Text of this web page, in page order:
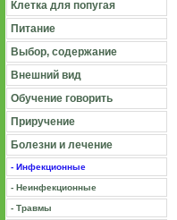
Клетка для попугая
Питание
Выбор, содержание
Внешний вид
Обучение говорить
Приручение
Болезни и лечение
- Инфекционные
- Неинфекционные
- Травмы